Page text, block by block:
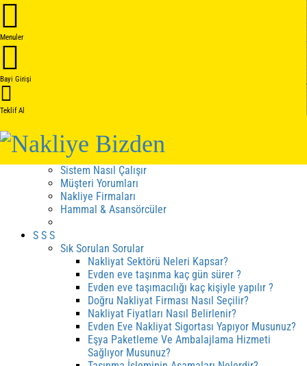
Menuler
Bayi Girişi
Teklif Al
Hizmetler
Kampanyalar
Sistem Nasıl Çalışır
Müşteri Yorumları
Nakliye Firmaları
Hammal & Asansörcüler
S S S
Sık Sorulan Sorular
Nakliyat Sektörü Neleri Kapsar?
Evden eve taşınma kaç gün sürer ?
Evden eve taşımacılığı kaç kişiyle yapılır ?
Doğru Nakliyat Firması Nasıl Seçilir?
Nakliyat Fiyatları Nasıl Belirlenir?
Evden Eve Nakliyat Sigortası Yapıyor Musunuz?
Eşya Paketleme Ve Ambalajlama Hizmeti
Sağlıyor Musunuz?